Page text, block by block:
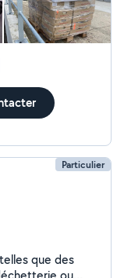
Particulier
que des